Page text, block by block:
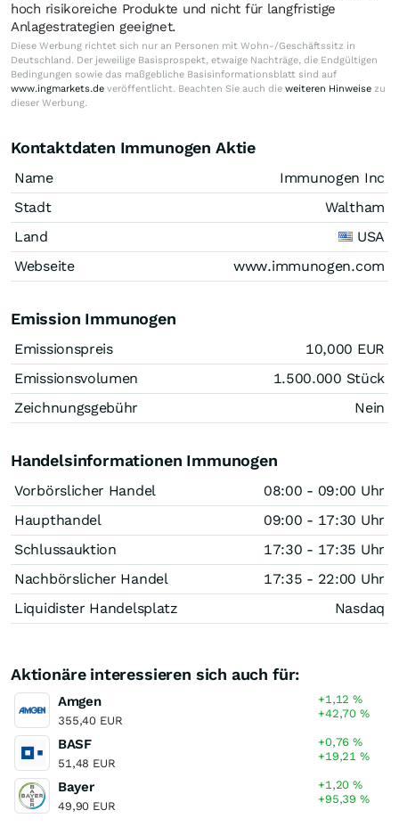
hoch risikoreiche Produkte und nicht für langfristige
Anlagestrategien geeignet.
Diese Werbung richtet sich nur an Personen mit Wohn-/Geschäftssitz in
Deutschland. Der jeweilige Basisprospekt, etwaige Nachträge, die Endgültigen
Bedingungen sowie das maßgebliche Basisinformationsblatt sind auf
www.ingmarkets.de veröffentlicht. Beachten Sie auch die weiteren Hinweise zu
dieser Werbung.
Kontaktdaten Immunogen Aktie
Name
Immunogen Inc
Stadt
Waltham
Land
USA
Webseite
www.immunogen.com
Emission Immunogen
Emissionspreis 10,000 EUR
Emissionsvolumen
1.500.000 Stück
Zeichnungsgebühr
Nein
Handelsinformationen Immunogen
Vorbörslicher Handel
08:00 - 09:00 Uhr
Haupthandel
09:00 - 17:30 Uhr
Schlussauktion
17:30 - 17:35 Uhr
Nachbörslicher Handel
17:35 - 22:00 Uhr
Liquidister Handelsplatz
Nasdaq
Aktionäre interessieren sich auch für:
Amgen
355,40 EUR
+1,12%
+42,70%
BASF
51,48 EUR
+0,76%
+19,21%
Bayer
49,90 EUR
+1,20%
+95,39%